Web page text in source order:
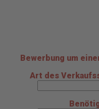
Bewerbung um
Art des